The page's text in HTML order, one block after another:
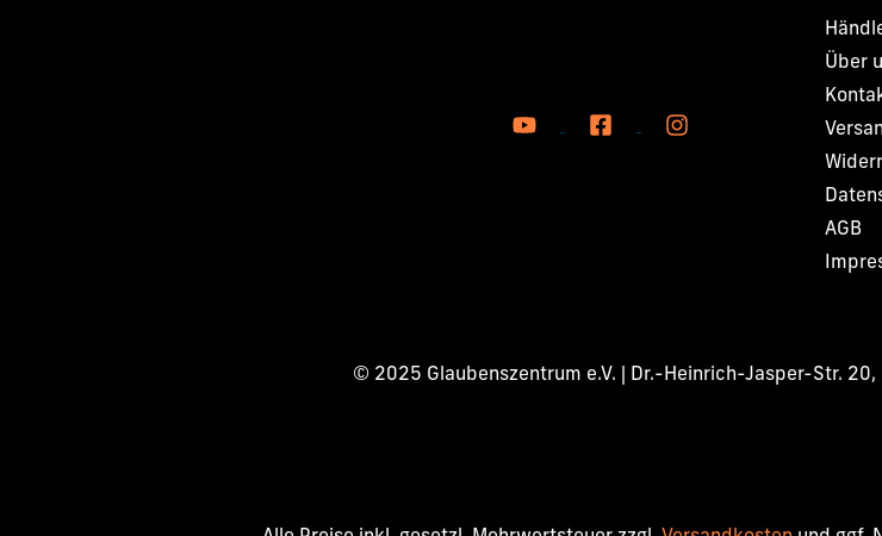
Über
AGB
© 2025 Glaubenszentrum e.V. | Dr.-Heinrich-Jasper-Str.